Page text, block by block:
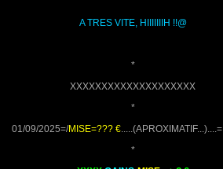
A TRES VITE, HIIIIIIIH !!@
*
XXXXXXXXXXXXXXXXXXXX
*
01/09/2025=/MISE=??? €.....(APROXIMATIF...)....=
*